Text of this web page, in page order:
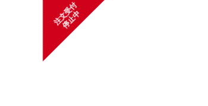
注
文
受
付
停
止
中